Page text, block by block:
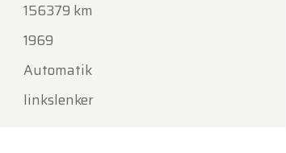
156379 km
1969
Automatik
linkslenker
, zu
geöffnet.
Vielen Dank für Ihr Verständnis.